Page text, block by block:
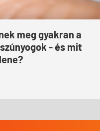
meg gyakran a
- és mit